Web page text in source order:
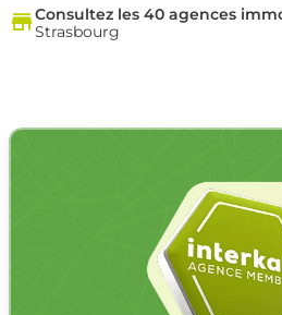
Consultez les 40 agences
Strasbourg